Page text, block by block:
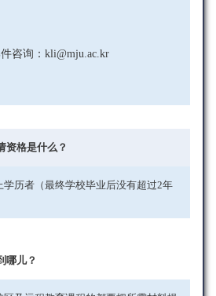
咨询：kli@mju.ac.kr
资格是什么？
学历者（最终学校毕业后没有超过2年
哪儿？